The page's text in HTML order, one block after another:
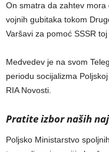
On smatra da zahtev
vojnih gubitaka tokom
Varšavi za pomoć SSSR toj
Medvedev je na svom
periodu socijalizma
RIA Novosti.
Pratite izbor naših
Poljsko Ministarstvo